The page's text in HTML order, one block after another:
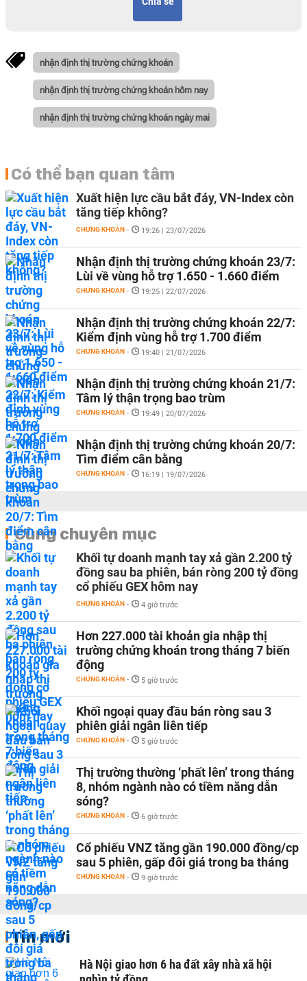
nhận định thị trường chứng khoán
nhận định thị trường chứng khoán hôm nay
nhận định thị trường chứng khoán ngày mai
Có thể bạn quan tâm
Xuất hiện lực cầu bắt đáy, VN-Index còn
tăng tiếp không?
CHỨNG KHOÁN - 19:26 | 23/07/2026
Nhận định thị trường chứng khoán 23/7:
Lùi về vùng hỗ trợ 1.650 - 1.660 điểm
CHỨNG KHOÁN - 19:25 | 22/07/2026
Nhận định thị trường chứng khoán 22/7:
Kiểm định vùng hỗ trợ 1.700 điểm
CHỨNG KHOÁN - 19:40 | 21/07/2026
Nhận định thị trường chứng khoán 21/7:
Tâm lý thận trọng bao trùm
CHỨNG KHOÁN - 19:49 | 20/07/2026
Nhận định thị trường chứng khoán 20/7:
Tìm điểm cân bằng
CHỨNG KHOÁN - 16:19 | 19/07/2026
Cùng chuyên mục
Khối tự doanh mạnh tay xả gần 2.200 tỷ
đồng sau ba phiên, bán ròng 200 tỷ đồng
cổ phiếu GEX hôm nay
CHỨNG KHOÁN - 4 giờ trước
Hơn 227.000 tài khoản gia nhập thị
trường chứng khoán trong tháng 7 biến
động
CHỨNG KHOÁN - 5 giờ trước
Khối ngoại quay đầu bán ròng sau 3
phiên giải ngân liên tiếp
CHỨNG KHOÁN - 5 giờ trước
Thị trường thường ‘phất lên’ trong tháng
8, nhóm ngành nào có tiềm năng dẫn
sóng?
CHỨNG KHOÁN - 6 giờ trước
Cổ phiếu VNZ tăng gần 190.000 đồng/cp
sau 5 phiên, gấp đôi giá trong ba tháng
CHỨNG KHOÁN - 9 giờ trước
Tin mới
Hà Nội giao hơn 6 ha đất xây nhà xã hội